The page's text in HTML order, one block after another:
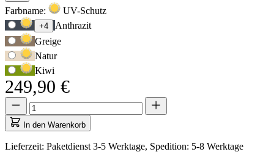
Produktoptionen
Farbname:
UV-Schutz
Verwenden
Sie
die
Tabulatortaste,
um
zur
ersten
Auswahloption
zu
navigieren,
und
anschließend
die
+4
Anthrazit
Greige
Natur
Kiwi
249,90 €
Menge
aktualisiert
auf
1
Menge
In den Warenkorb
Lieferzeit: Paketdienst 3-5 Werktage, Spedition: 5-8 Werktage